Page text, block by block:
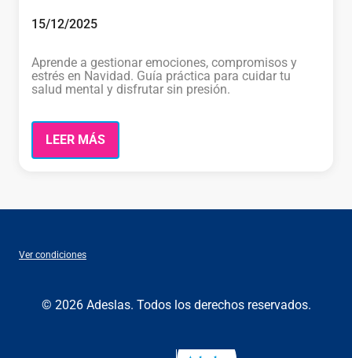
15/12/2025
Aprende a gestionar emociones, compromisos y
estrés en Navidad. Guía práctica para cuidar tu
salud mental y disfrutar sin presión.
LEER MÁS
Ver condiciones
© 2026 Adeslas. Todos los derechos reservados.